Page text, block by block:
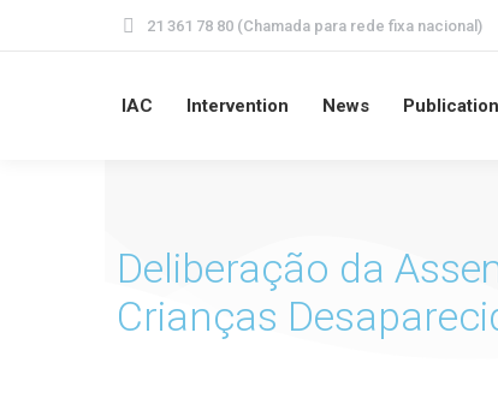
21 361 78 80 (Chamada para rede fixa nacional)
IAC Intervention News
Deliberação da
Crianças